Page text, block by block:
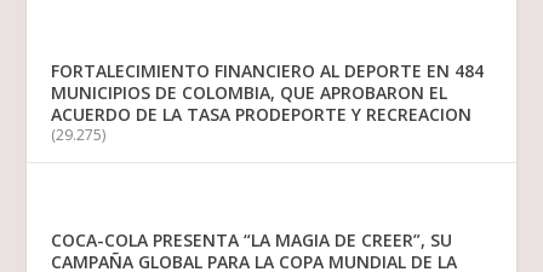
FORTALECIMIENTO FINANCIERO AL DEPORTE EN 484
MUNICIPIOS DE COLOMBIA, QUE APROBARON EL
ACUERDO DE LA TASA PRODEPORTE Y RECREACION
(29.275)
COCA-COLA PRESENTA “LA MAGIA DE CREER”, SU
CAMPAÑA GLOBAL PARA LA COPA MUNDIAL DE LA